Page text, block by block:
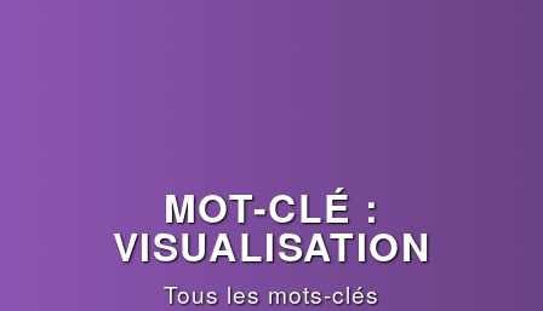
MOT-CLÉ :
VISUALISATION
Tous les mots-clés